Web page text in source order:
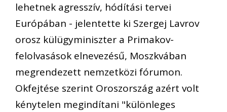
lehetnek agresszív, hódítási tervei
Európában - jelentette ki Szergej Lavrov
orosz külügyminiszter a Primakov-
felolvasások elnevezésű, Moszkvában
megrendezett nemzetközi fórumon.
Okfejtése szerint Oroszország azért volt
kénytelen megindítani "különleges